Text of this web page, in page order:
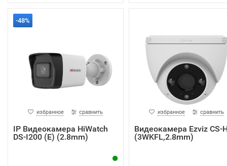
-48%
избранное сравнить
IP Видеокамера HiWatch
DS-I200 (E) (2.8mm)
избранное сравнить
Видеокамера Ezviz CS-
(3WKFL,2.8mm)